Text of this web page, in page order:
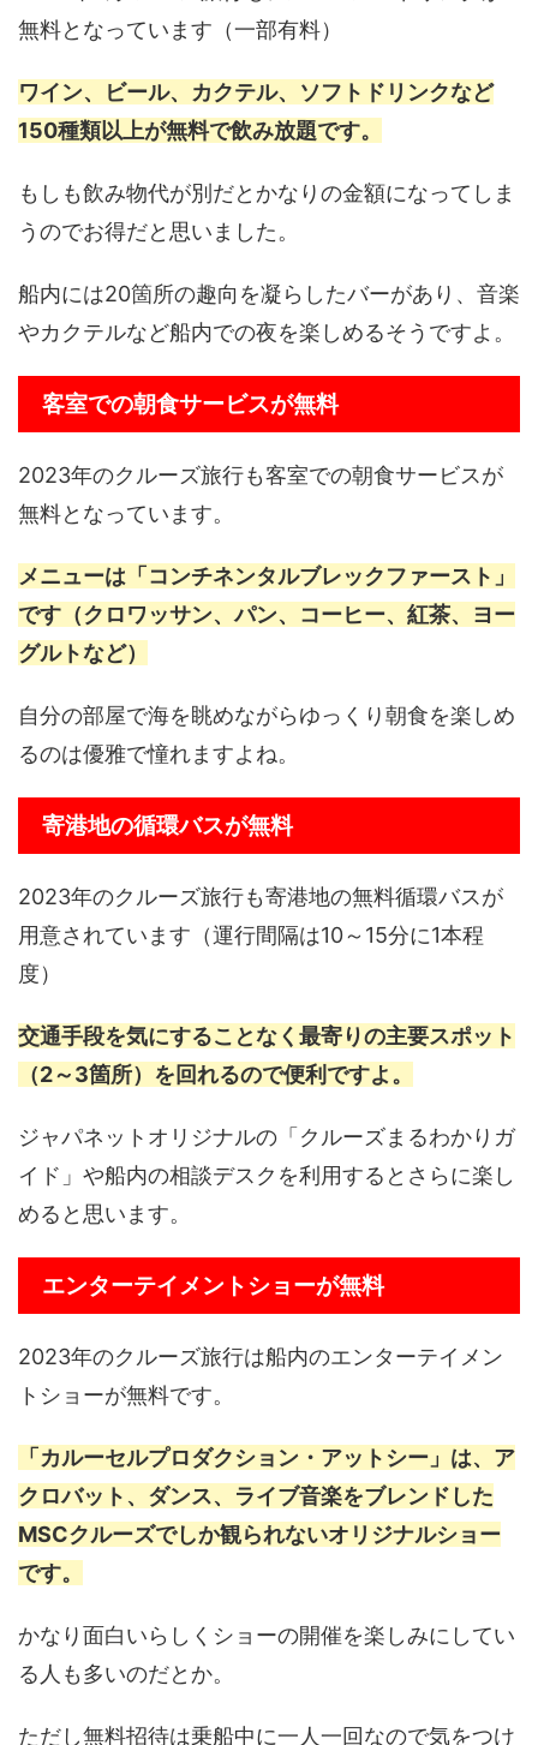
無料となっています（一部有料）
ワイン、ビール、カクテル、ソフトドリンクなど
150種類以上が無料で飲み放題です。
もしも飲み物代が別だとかなりの金額になってしま
うのでお得だと思いました。
船内には20箇所の趣向を凝らしたバーがあり、音楽
やカクテルなど船内での夜を楽しめるそうですよ。
客室での朝食サービスが無料
2023年のクルーズ旅行も客室での朝食サービスが
無料となっています。
メニューは「コンチネンタルブレックファースト」
です（クロワッサン、パン、コーヒー、紅茶、ヨー
グルトなど）
自分の部屋で海を眺めながらゆっくり朝食を楽しめ
るのは優雅で憧れますよね。
寄港地の循環バスが無料
2023年のクルーズ旅行も寄港地の無料循環バスが
用意されています（運行間隔は10～15分に1本程
度）
交通手段を気にすることなく最寄りの主要スポット
（2～3箇所）を回れるので便利ですよ。
ジャパネットオリジナルの「クルーズまるわかりガ
イド」や船内の相談デスクを利用するとさらに楽し
めると思います。
エンターテイメントショーが無料
2023年のクルーズ旅行は船内のエンターテイメン
トショーが無料です。
「カルーセルプロダクション・アットシー」は、ア
クロバット、ダンス、ライブ音楽をブレンドした
MSCクルーズでしか観られないオリジナルショー
です。
かなり面白いらしくショーの開催を楽しみにしてい
る人も多いのだとか。
ただし無料招待は乗船中に一人一回なので気をつけ